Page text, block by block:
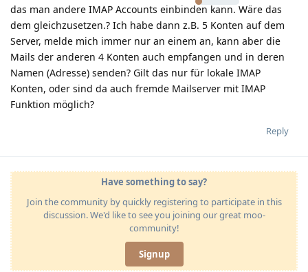
das man andere IMAP Accounts einbinden kann. Wäre das
dem gleichzusetzen.? Ich habe dann z.B. 5 Konten auf dem
Server, melde mich immer nur an einem an, kann aber die
Mails der anderen 4 Konten auch empfangen und in deren
Namen (Adresse) senden? Gilt das nur für lokale IMAP
Konten, oder sind da auch fremde Mailserver mit IMAP
Funktion möglich?
Reply
Have something to say?
Join the community by quickly registering to participate in this
discussion. We'd like to see you joining our great moo-
community!
Signup